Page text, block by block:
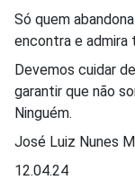
Só quem
encontra e admira
Devemos cuidar
garantir que não
Ninguém.
José Luiz Nunes
12.04.24